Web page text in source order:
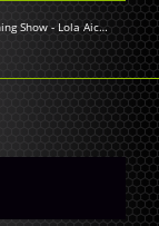
Show - Lola Aichner